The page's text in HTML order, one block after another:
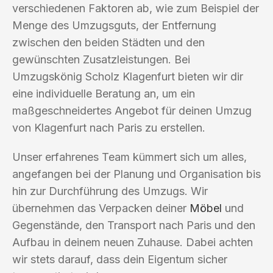
verschiedenen Faktoren ab, wie zum Beispiel der
Menge des Umzugsguts, der Entfernung
zwischen den beiden Städten und den
gewünschten Zusatzleistungen. Bei
Umzugskönig Scholz Klagenfurt bieten wir dir
eine individuelle Beratung an, um ein
maßgeschneidertes Angebot für deinen Umzug
von Klagenfurt nach Paris zu erstellen.
Unser erfahrenes Team kümmert sich um alles,
angefangen bei der Planung und Organisation bis
hin zur Durchführung des Umzugs. Wir
übernehmen das Verpacken deiner Möbel und
Gegenstände, den Transport nach Paris und den
Aufbau in deinem neuen Zuhause. Dabei achten
wir stets darauf, dass dein Eigentum sicher